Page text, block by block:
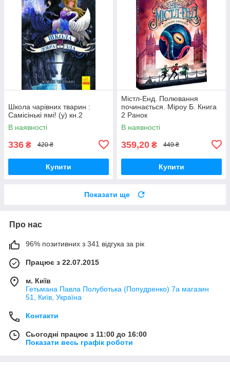
Школа чарівних тварин :
Самісінькі ямі! (у) кн.2
В наявності
336 ₴ 420 ₴
Купити
Містл-Енд. Полювання
починається. Міроу Б. Книга
2 Ранок
В наявності
359,20 ₴ 449 ₴
Купити
Показати ще
Про нас
96% позитивних з 341 відгука за рік
Працює з 22.07.2015
м. Київ
Гетьмана Павла Полуботька (Попудренко) 7а магазин
51, Київ, Україна
Контакти
Сьогодні працює з 11:00 до 16:00
Показати весь графік роботи